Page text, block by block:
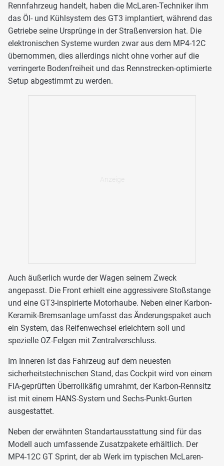
Rennfahrzeug handelt, haben die McLaren-Techniker ihm
das Öl- und Kühlsystem des GT3 implantiert, während das
Getriebe seine Ursprünge in der Straßenversion hat. Die
elektronischen Systeme wurden zwar aus dem MP4-12C
übernommen, dies allerdings nicht ohne vorher auf die
verringerte Bodenfreiheit und das Rennstrecken-optimierte
Setup abgestimmt zu werden.
Auch äußerlich wurde der Wagen seinem Zweck
angepasst. Die Front erhielt eine aggressivere Stoßstange
und eine GT3-inspirierte Motorhaube. Neben einer Karbon-
Keramik-Bremsanlage umfasst das Änderungspaket auch
ein System, das Reifenwechsel erleichtern soll und
spezielle OZ-Felgen mit Zentralverschluss.
Im Inneren ist das Fahrzeug auf dem neuesten
sicherheitstechnischen Stand, das Cockpit wird von einem
FIA-geprüften Überrollkäfig umrahmt, der Karbon-Rennsitz
ist mit einem HANS-System und Sechs-Punkt-Gurten
ausgestattet.
Neben der erwähnten Standartausstattung sind für das
Modell auch umfassende Zusatzpakete erhältlich. Der
MP4-12C GT Sprint, der ab Werk im typischen McLaren-